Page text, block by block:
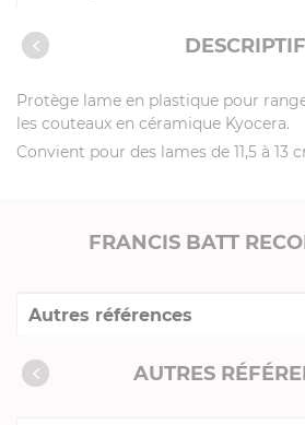
Caractéristiques DESCRIPTIF
Protège lame en plastique pour
les couteaux en céramique Kyocera.
Convient pour des lames de 11,5 à 13
FRANCIS BATT
Autres références
Collection "Compléments"
AUTRES